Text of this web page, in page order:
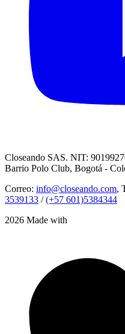
Closeando SAS. NIT:
Barrio Polo Club, Bogotá -
Correo: info@closeando.com,
3539133 /(+57 601)5384344
2026 Made with